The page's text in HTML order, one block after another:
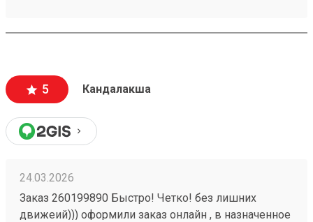
стране. Заказ 260008565 от 13.01.2026.
5 Кандалакша
24.03.2026
Заказ 260199890 Быстро! Четко! без лишних
движеий))) оформили заказ онлайн , в назначенное